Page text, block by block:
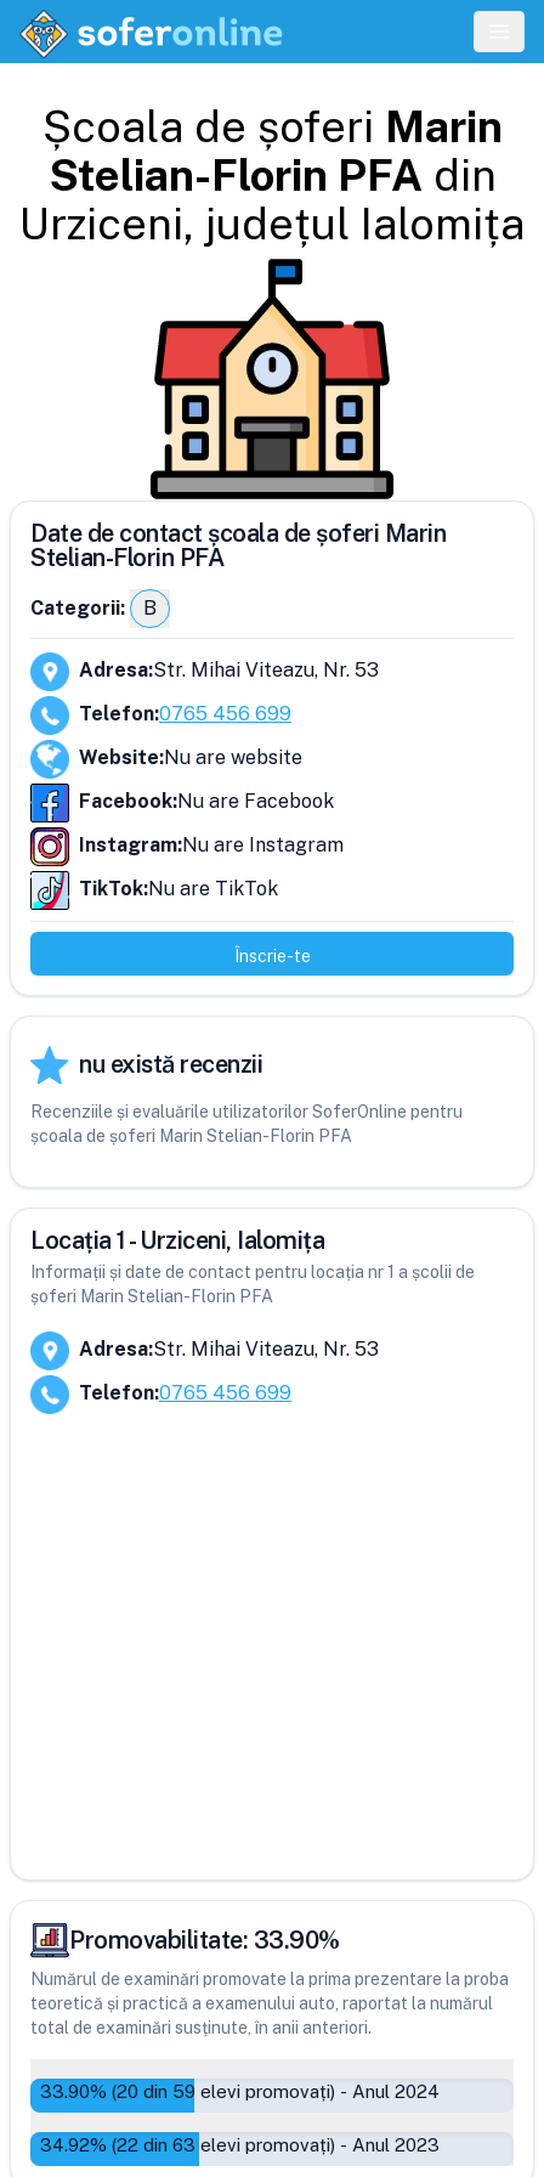
Școala de șoferi Marin
Stelian-Florin PFA din
Urziceni, județul Ialomița
Date de contact școala de șoferi Marin
Stelian-Florin PFA
Categorii: B
Adresa:Str. Mihai Viteazu, Nr. 53
Telefon:0765 456 699
Website:Nu are website
Facebook:Nu are Facebook
Instagram:Nu are Instagram
TikTok:Nu are TikTok
Înscrie-te
nu există recenzii
Recenziile și evaluările utilizatorilor SoferOnline pentru
școala de șoferi Marin Stelian-Florin PFA
Locația 1 - Urziceni, Ialomița
Informații și date de contact pentru locația nr 1 a școlii de
șoferi Marin Stelian-Florin PFA
Adresa:Str. Mihai Viteazu, Nr. 53
Telefon:0765 456 699
Promovabilitate: 33.90%
Numărul de examinări promovate la prima prezentare la proba
teoretică și practică a examenului auto, raportat la numărul
total de examinări susținute, în anii anteriori.
33.90% (20 din 59 elevi promovați) - Anul 2024
34.92% (22 din 63 elevi promovați) - Anul 2023